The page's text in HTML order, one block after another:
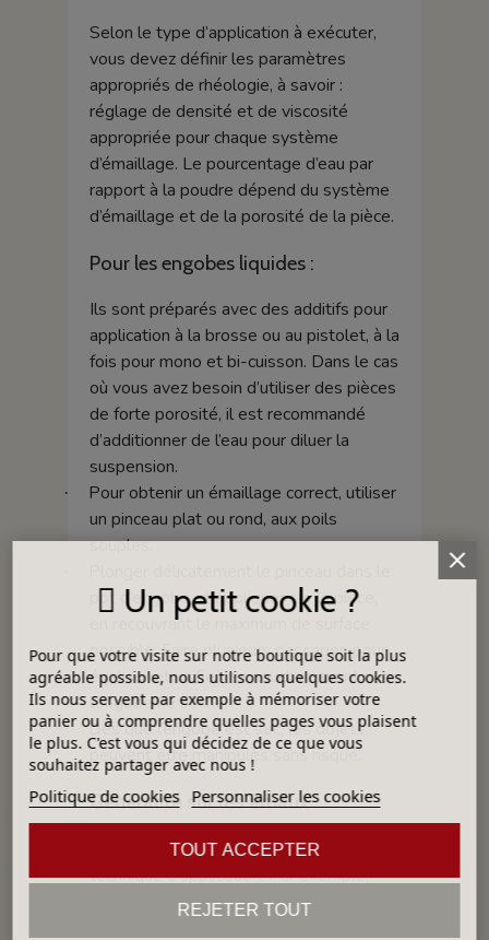
Selon le type d’application à exécuter,
vous devez définir les paramètres
appropriés de rhéologie, à savoir :
réglage de densité et de viscosité
appropriée pour chaque système
d’émaillage. Le pourcentage d’eau par
rapport à la poudre dépend du système
d’émaillage et de la porosité de la pièce.
Pour les engobes liquides :
Ils sont préparés avec des additifs pour
application à la brosse ou au pistolet, à la
fois pour mono et bi-cuisson. Dans le cas
où vous avez besoin d’utiliser des pièces
de forte porosité, il est recommandé
d’additionner de l’eau pour diluer la
suspension.
·
Pour obtenir un émaillage correct, utiliser
un pinceau plat ou rond, aux poils
souples.
pot d’engobe et appliquer sur la pièce,
en recouvrant le maximum de surface
possible. Faire plusieurs passages pour
égaliser et unifier les couches avant que
l’engobe ne sèche.
·
Dès que l’engobe est sec, les objets
peuvent être manipulés sans risque.
Généralité sur les émaux
La densité d’un émail dépend de la
technique d'application. Par exemple,
pour une application par trempage, on
Un petit cookie ?
Pour que votre visite sur notre boutique soit la plus
agréable possible, nous utilisons quelques cookies.
Ils nous servent par exemple à mémoriser votre
panier ou à comprendre quelles pages vous plaisent
le plus. C'est vous qui décidez de ce que vous
souhaitez partager avec nous !
Politique de cookies Personnaliser les cookies
REJETER TOUT
TOUT ACCEPTER